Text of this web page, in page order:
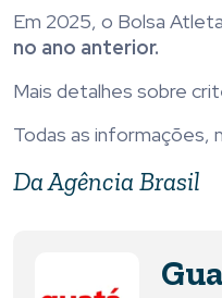
Em 2025, o Bolsa
no ano anterior.
Mais detalhes sobre
Todas as
Da Agência Brasil